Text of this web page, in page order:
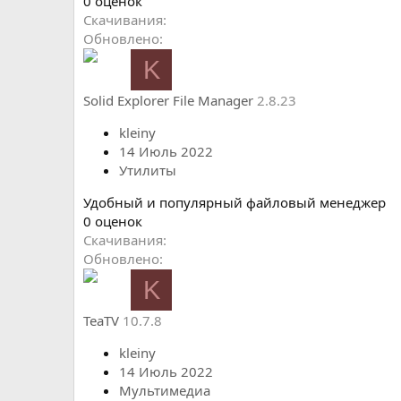
.
0
0
в
Скачивания
Обновлено
K
Solid Explorer File Manager 2.8.23
kleiny
14 Июль 2022
Утилиты
Удобный и популярный файловый менеджер
0
.
0
0
в
0 оценок
Скачивания
Обновлено
K
TeaTV 10.7.8
kleiny
14 Июль 2022
Мультимедиа